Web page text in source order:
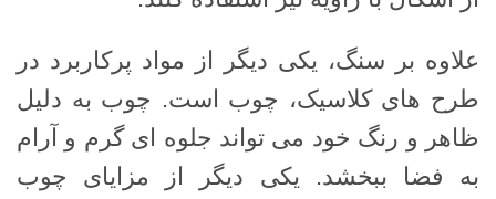
علاوه بر سنگ، یکی دیگر از مواد پرکاربرد در
طرح های کلاسیک، چوب است. چوب به دلیل
ظاهر و رنگ خود می تواند جلوه ای گرم و آرام
به فضا ببخشد. یکی دیگر از مزایای چوب